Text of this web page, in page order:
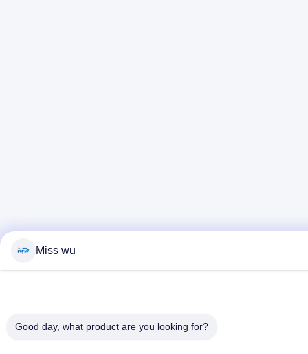
Miss wu
Good day, what product are you looking for?